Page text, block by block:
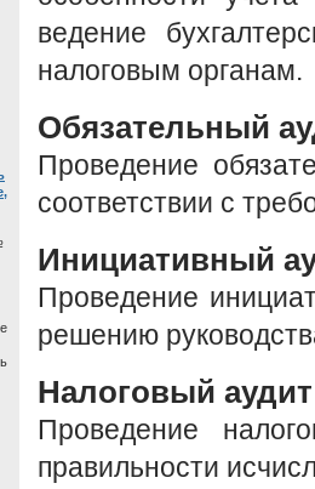
ведение
налоговым органам.
Обязательный
Проведение
соответствии с
Инициативный
Проведение
решению
Налоговый аудит
Проведение
правильности